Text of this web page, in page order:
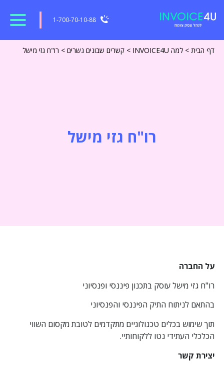
1-700-70-10-88
דף הבית > למה INVOICE4U > קשרים שבונים גשרים > רו"ח גזי מישל
רו"ח גזי מישל
על החברה
רו"ח גזי מישל עוסק בתכנון פיננסי ופנסיוני
בהתאם לניתוח התיק הפיננסי והפנסיוני
תוך שימוש בכלים טכנולוגיים מתקדמים לטובת מקסום השווי
הכלכלי העתידי נטו ללקוחותיי.
יצירת קשר